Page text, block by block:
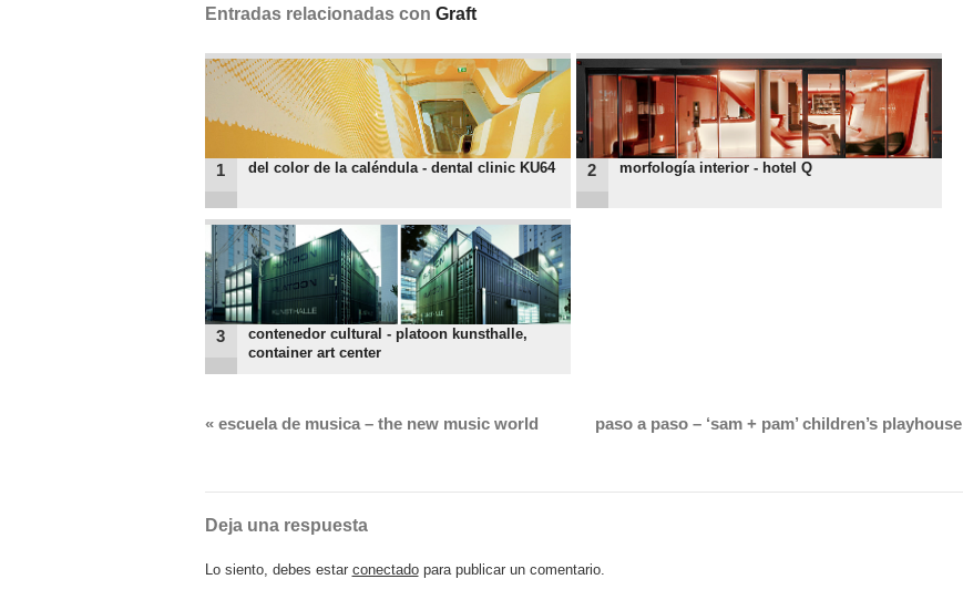
Entradas relacionadas con Graft
1 del color de la caléndula - dental clinic KU64 2 morfología interior - hotel Q
3
contenedor cultural - platoon kunsthalle,
container art center
«escuela de musica – the new music world paso a paso – ‘sam + pam’ children’s playhouse
Deja una respuesta
Lo siento, debes estar conectadopara publicar un comentario.